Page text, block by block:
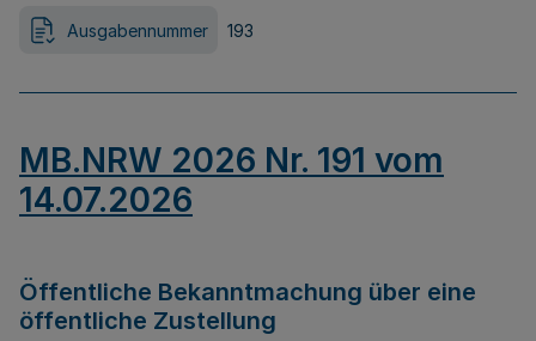
Ausgabennummer 193
MB.NRW 2026 Nr. 191 vom
14.07.2026
Öffentliche Bekanntmachung über eine
öffentliche Zustellung